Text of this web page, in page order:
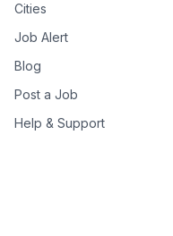
Cities
Job Alert
Blog
Post a Job
Help & Support